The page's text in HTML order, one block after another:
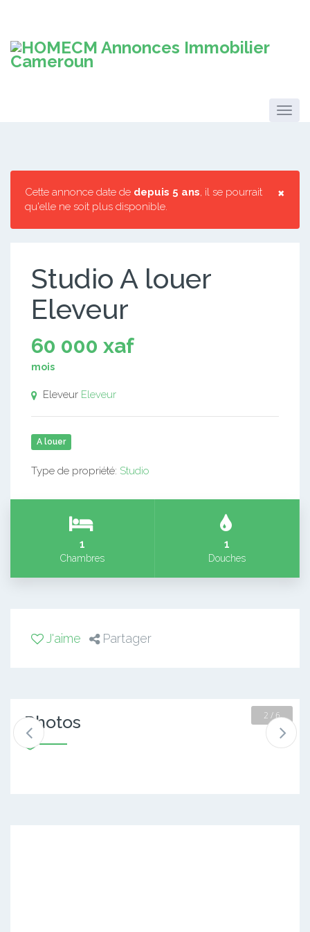
×
Cette annonce date de depuis 5 ans, il se pourrait
qu'elle ne soit plus disponible.
Studio A louer
Eleveur
60 000 xaf
mois
Eleveur Eleveur
A louer
Type de propriété: Studio
1
Chambres
1
Douches
J'aime Partager
Photos 2 / 6